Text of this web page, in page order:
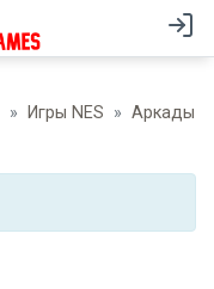
Игры NES
Аркады